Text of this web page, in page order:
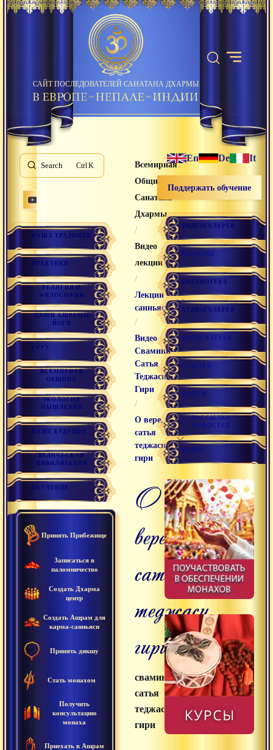
САЙТ ПОСЛЕДОВАТЕЛЕЙ САНАТАНА ДХАРМЫ
Search K
НАША ТРАДИЦИЯ
ПРАКТИКИ
РЕЛИГИЯ И
ФИЛОСОФИЯ
НАШИ АШРАМЫ
ЙОГИ
ГУРУ
ВСЕМИРНАЯ
ОБЩИНА
ЭКОЛОГИЯ
МЫШЛЕНИЯ
НАШЕ БУДУЩЕЕ
ВЕДИЧЕСКАЯ
ЦИВИЛИЗАЦИЯ
ОБУЧЕНИЕ
Принять Прибежище
Записаться в
паломничество
Создать Дхарма
центр
Создать Ашрам для
карма-санньяси
Принять дикшу
Стать монахом
Получить
консультацию
монаха
Приехать в Ашрам
Всемирная
Община
Санатана
Дхармы
/
Видео
лекции
/
Лекции
санньяси
/
Видео
Свамини
Сатья
Теджаси
Гири
/
О вере,
сатья
теджаси
гири
о
вере,
сатья
теджаси
гири
свамини
сатья
теджаси
гири
En De It
Поддержать обучение
ВИДЕОГАЛЕРЕЯ
МАГАЗИН
БИБЛИОТЕКА
АУДИОГАЛЕРЕЯ
ФОТОГАЛЕРЕЯ
ССЫЛКИ
ФОРУМ
РАССЫЛКА
НОВОСТЕЙ
РАДИО